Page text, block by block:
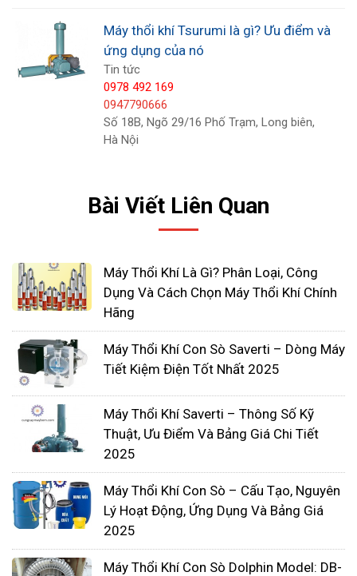
Cung cấp khí cho vi sinh tồn tại và phát triển
trong bể hiếu khí.
Ngoài ra, trên thị trường hiện nay còn lưu hành các
loại máy thổi khí khác với công năng tốt và giá cả
phải chăng. Dưới đây, Công ty TNHH Thiết bị công
đang phân phối.
Máy thổi khí con sòlà dòng máy có hình dáng đầu
thổi khí hình dạng như con sò, được thiết kế
nguyên bộ gồm có motor và cánh quạt. Máy
thường có rất nhiều công suất để bạn lựa chọn,
đáp ứng gần như đủ mọi nhu cầu.
Máy thổi khí Tsurumi là gì? Ưu điểm và
ứng dụng của nó
Tin tức
0978 492 169
0947790666
Số 18B, Ngõ 29/16 Phố Trạm, Long biên,
Hà Nội
Bài Viết Liên Quan
Máy Thổi Khí Là Gì? Phân Loại, Công
Dụng Và Cách Chọn Máy Thổi Khí Chính
Hãng
Máy Thổi Khí Con Sò Saverti – Dòng Máy
Tiết Kiệm Điện Tốt Nhất 2025
Máy Thổi Khí Saverti – Thông Số Kỹ
Thuật, Ưu Điểm Và Bảng Giá Chi Tiết
2025
Máy Thổi Khí Con Sò – Cấu Tạo, Nguyên
Lý Hoạt Động, Ứng Dụng Và Bảng Giá
2025
Máy Thổi Khí Con Sò Dolphin Model: DB-